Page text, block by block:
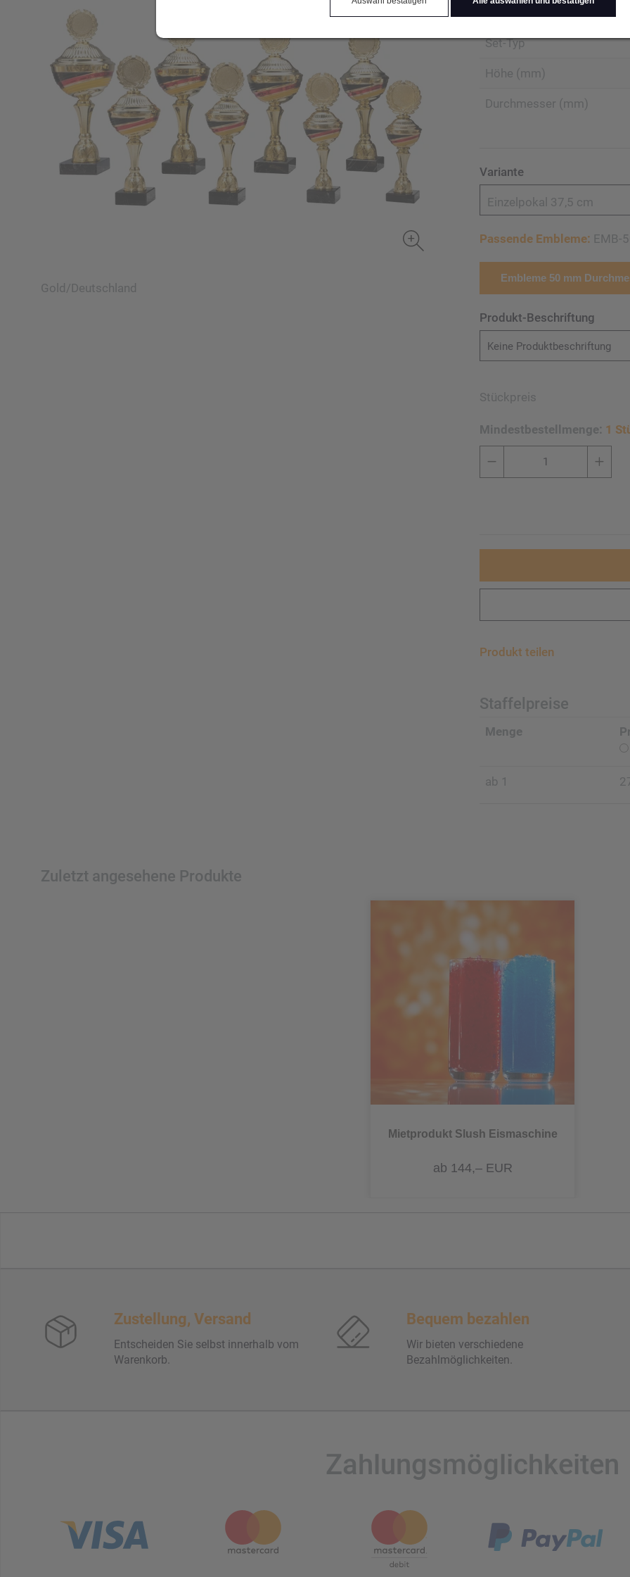
Gold/Deutschland
Set-Typ
Höhe (mm)
Durchmesser (mm)
Variante
Einzelpokal 37,5 cm
Passende Embleme: EMB-
Embleme 50 mm
Produkt-Beschriftung
Keine Produktbeschriftung
Stückpreis
Mindestbestellmenge: 1
Produkt teilen
Staffelpreise
Menge
ab 1
Zuletzt angesehene Produkte
Mietprodukt Slush Eismaschine
ab 144,– EUR
Zustellung, Versand
Entscheiden Sie selbst innerhalb vom
Warenkorb.
Bequem bezahlen
Wir bieten verschiedene
Bezahlmöglichkeiten.
Zahlungsmöglichkeiten